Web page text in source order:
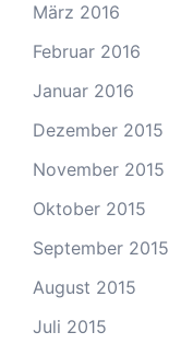
März 2016
Februar 2016
Januar 2016
Dezember 2015
November 2015
Oktober 2015
September 2015
August 2015
Juli 2015